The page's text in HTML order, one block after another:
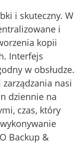
i skuteczny. W
i
kopii
Interfejs
w obsłudze.
nasi
dziennie na
czas, który
Backup &